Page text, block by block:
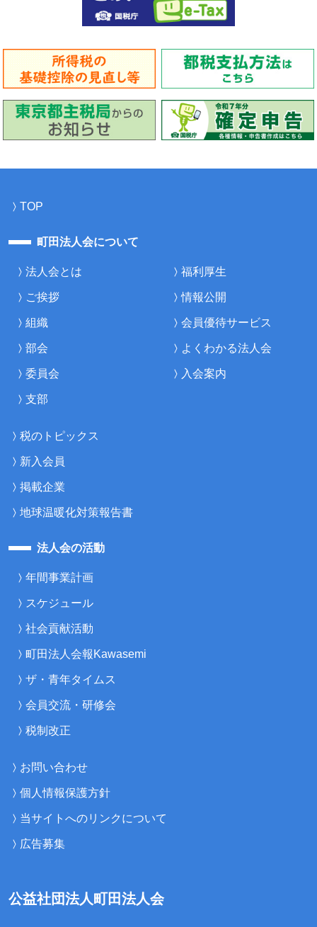
TOP
町田法人会について
法人会とは
ご挨拶
組織
部会
委員会
支部
福利厚生
情報公開
会員優待サービス
よくわかる法人会
入会案内
税のトピックス
新入会員
掲載企業
地球温暖化対策報告書
法人会の活動
年間事業計画
スケジュール
社会貢献活動
町田法人会報Kawasemi
ザ・青年タイムス
会員交流・研修会
税制改正
お問い合わせ
個人情報保護方針
当サイトへのリンクについて
広告募集
公益社団法人町田法人会